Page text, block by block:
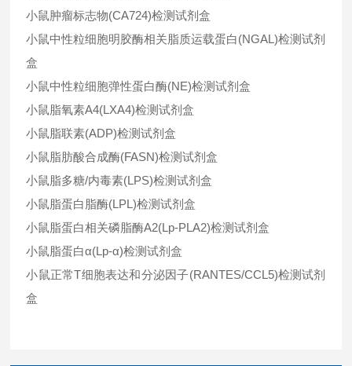
小鼠肿瘤标志物(CA724)检测试剂盒
小鼠中性粒细胞明胶酶相关脂质运载蛋白(NGAL)检测试剂
盒
小鼠中性粒细胞弹性蛋白酶(NE)检测试剂盒
小鼠脂氧素A4(LXA4)检测试剂盒
小鼠脂联素(ADP)检测试剂盒
小鼠脂肪酸合成酶(FASN)检测试剂盒
小鼠脂多糖/内毒素(LPS)检测试剂盒
小鼠脂蛋白脂酶(LPL)检测试剂盒
小鼠脂蛋白相关磷脂酶A2(Lp-PLA2)检测试剂盒
小鼠脂蛋白α(Lp-α)检测试剂盒
小鼠正常T细胞表达和分泌因子(RANTES/CCL5)检测试剂
盒